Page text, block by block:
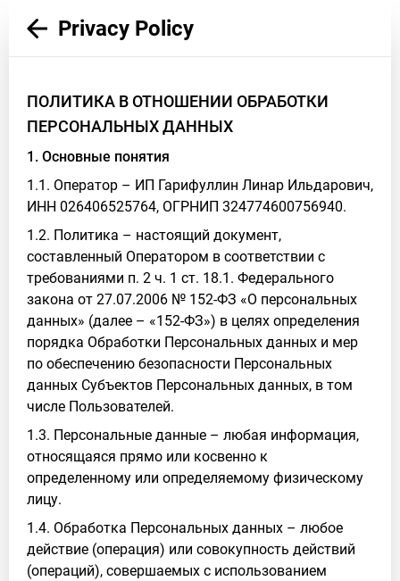
Privacy Policy
ПОЛИТИКА В ОТНОШЕНИИ ОБРАБОТКИ
ПЕРСОНАЛЬНЫХ ДАННЫХ
1. Основные понятия
1.1. Оператор – ИП Гарифуллин Линар Ильдарович,
ИНН 026406525764, ОГРНИП 324774600756940.
1.2. Политика – настоящий документ,
составленный Оператором в соответствии с
требованиями п. 2 ч. 1 ст. 18.1. Федерального
закона от 27.07.2006 № 152-ФЗ «О персональных
данных» (далее – «152-ФЗ») в целях определения
порядка Обработки Персональных данных и мер
по обеспечению безопасности Персональных
данных Субъектов Персональных данных, в том
числе Пользователей.
1.3. Персональные данные – любая информация,
относящаяся прямо или косвенно к
определенному или определяемому физическому
лицу.
1.4. Обработка Персональных данных – любое
действие (операция) или совокупность действий
(операций), совершаемых с использованием